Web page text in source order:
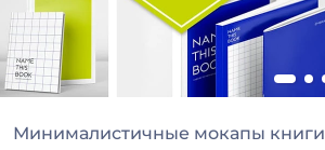
Минималистичные мокапы книги